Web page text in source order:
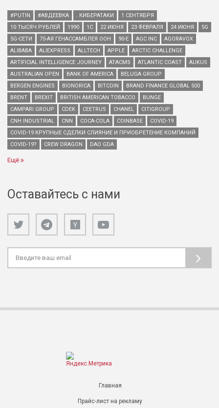
#PUTIN #АВДЕЕВКА . КИБЕРАТАКИ
1 СЕНТЯБРЯ
10 ТЫСЯЧ РУБЛЕЙ
1990 1С 22 ИЮНЯ 23 ФЕВРАЛЯ 24 ИЮНЯ
5G
5G-СЕТИ
75-АЯ ГЕНАССАМБЛЕЯ ООН 90-Е AGC INC
AGORAVOX
ALIBABA
ALIEXPRESS ALLTECH APPLE
ARCTIC CHALLENGE
ARTIFICIAL INTELLIGENCE JOURNEY
ATACMS ATLANTIC COAST
AUKUS
AUSTRALIAN OPEN
BANK OF AMERICA
BELUGA GROUP
BERGEN ENGINES
BIONORICA BITCOIN
BRAND FINANCE GLOBAL 500
BRENT
BREXIT BRITISH AMERICAN TOBACCO
BUNGE
CAMPARI GROUP
CDEK CEETRUS CHANEL
CITIGROUP
CNH INDUSTRIAL
CNN COCA-COLA COINBASE
COVID-19
COVID-19 КРУПНЫЕ СДЕЛКИ СЛИЯНИЕ И ПРИОБРЕТЕНИЕ КОМПАНИЙ
COVID-19?
CREW DRAGON DAO GDA
Ещё
Оставайтесь с нами
Главная
Прайс-лист на рекламу